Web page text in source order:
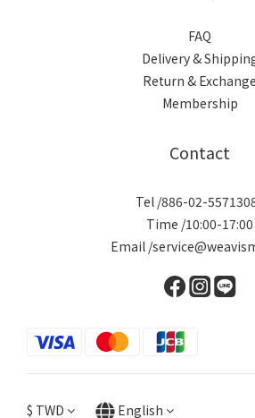
FAQ
Delivery &
Return & Exchange
Membership
Contact
Tel /886-02-
Time /10:00-17:00
Email /
$ TWD English